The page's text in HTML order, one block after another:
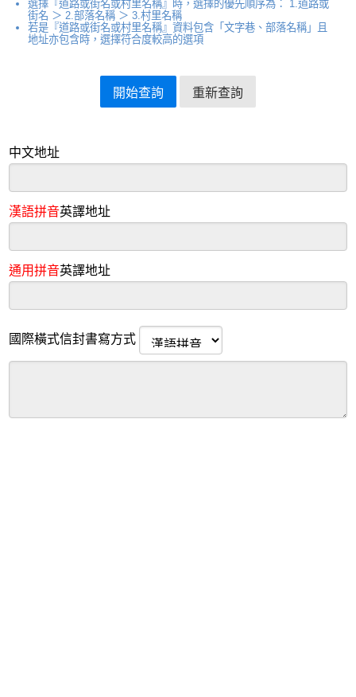
選擇『道路或街名或村里名稱』時，選擇的優先順序為： 1.道路或
街名 ＞ 2.部落名稱 ＞ 3.村里名稱
若是『道路或街名或村里名稱』資料包含「文字巷、部落名稱」且
地址亦包含時，選擇符合度較高的選項
中文地址
漢語拼音英譯地址
通用拼音英譯地址
國際橫式信封書寫方式